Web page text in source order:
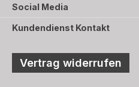
Social Media
Kundendienst Kontakt
Vertrag widerrufen